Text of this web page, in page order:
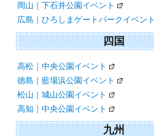
岡山｜下石井公園イベント
広島｜ひろしまゲートパークイベント
四国
高松｜中央公園イベント
徳島｜藍場浜公園イベント
松山｜城山公園イベント
高知｜中央公園イベント
九州